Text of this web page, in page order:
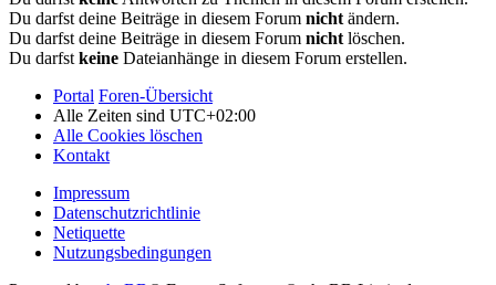
Du darfst deine Beiträge in diesem Forum nicht ändern.
Du darfst deine Beiträge in diesem Forum nicht löschen.
Du darfst keine Dateianhänge in diesem Forum erstellen.
Portal Foren-Übersicht
Alle Zeiten sind UTC+02:00
Alle Cookies löschen
Kontakt
Impressum
Datenschutzrichtlinie
Netiquette
Nutzungsbedingungen